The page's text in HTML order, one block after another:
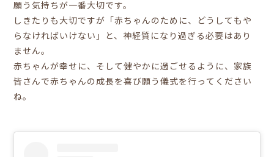
願う気持ちが一番大切です。
しきたりも大切ですが「赤ちゃんのために、どうしてもや
らなければいけない」と、神経質になり過ぎる必要はあり
ません。
赤ちゃんが幸せに、そして健やかに過ごせるように、家族
皆さんで赤ちゃんの成長を喜び願う儀式を行ってください
ね。